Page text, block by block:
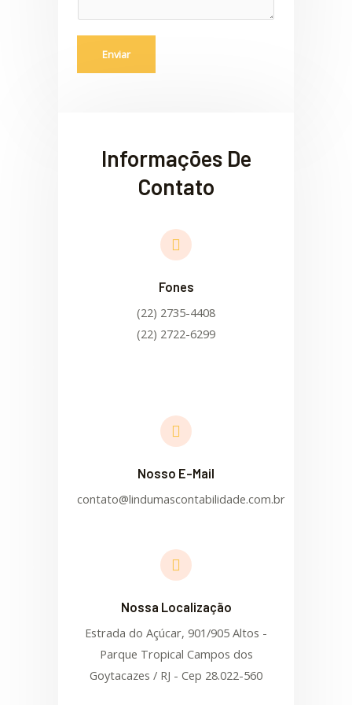
Enviar
Informações De
Contato
Fones
(22) 2735-4408
(22) 2722-6299
Nosso E-Mail
contato@lindumascontabilidade.com.br
Nossa Localização
Estrada do Açúcar, 901/905 Altos -
Parque Tropical Campos dos
Goytacazes / RJ - Cep 28.022-560